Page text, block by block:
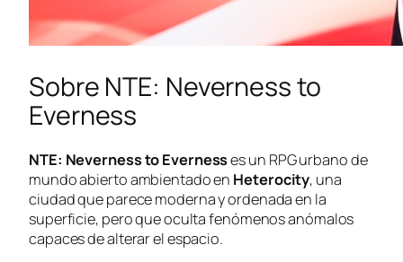
Sobre NTE: Neverness to
Everness
NTE: Neverness to Evernesses un RPG urbano de
mundo abierto ambientado en Heterocity, una
ciudad que parece moderna y ordenada en la
superficie, pero que oculta fenómenos anómalos
capaces de alterar el espacio.